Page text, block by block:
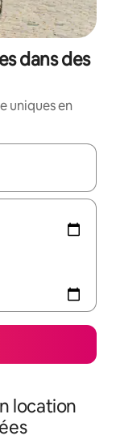
dans des
uniques en
flèches vers le
location